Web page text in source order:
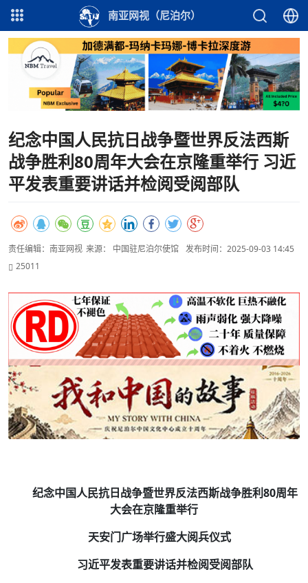
南亚网视（尼泊尔）
纪念中国人民抗日战争暨世界反法西斯
战争胜利80周年大会在京隆重举行 习近
平发表重要讲话并检阅受阅部队
责任编辑：南亚网视 来源： 中国驻尼泊尔使馆 发布时间：2025-09-03 14:45
25011
纪念中国人民抗日战争暨世界反法西斯战争胜利80周年
大会在京隆重举行
天安门广场举行盛大阅兵仪式
习近平发表重要讲话并检阅受阅部队